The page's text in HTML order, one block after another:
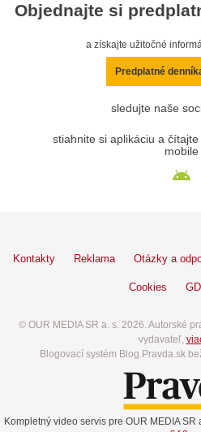
Objednajte si
a získajte užitočné
Predplatné
sledujte naše
stiahnite si aplikáciu a
mobile
Kontakty Reklama Otázky a
Cookies
© OUR MEDIA SR a. s. 2026. Autorské
vydavateľ,
Blogovací systém Blog.Pravda.sk
Kompletný video servis pre OUR MEDIA SR